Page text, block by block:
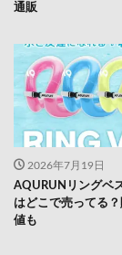
通販
2026年7月19日
AQURUNリングベ
はどこで売ってる
値も